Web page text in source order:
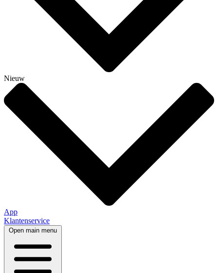
Nieuw
App
Klantenservice
Open main menu